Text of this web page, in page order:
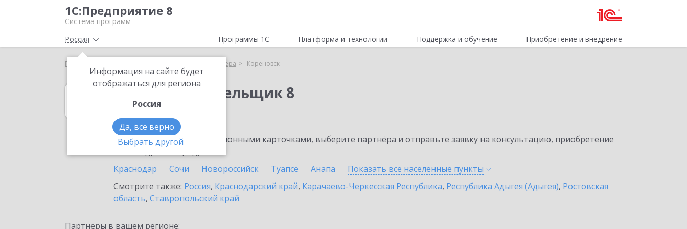
1С:Предприятие 8
Система программ
Россия
Информация на сайте будет
отображаться для региона
Россия
Да, все верно
Выбрать другой
Программы 1С Платформа и технологии Поддержка и обучение Приобретение и внедрение
Главная Выбор партнёра Кореновск
1С:Налогоплательщик 8
в Кореновске
Ознакомьтесь с информационными карточками, выберите партнёра и отправьте заявку на консультацию, приобретение
Краснодар
Сочи Новороссийск Туапсе Анапа Показать все населенные пункты
Смотрите также: Россия, Краснодарский край, Карачаево-Черкесская Республика, Республика Адыгея (Адыгея), Ростовская
область, Ставропольский край
Партнеры в вашем регионе: